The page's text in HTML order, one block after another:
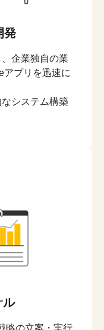
発
企業独自の業
アプリを迅速に
システム構築
ル